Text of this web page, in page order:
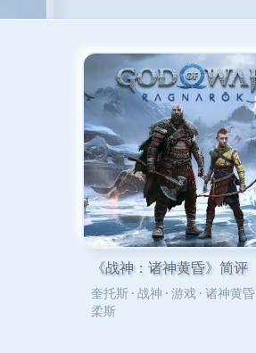
《战神：诸神黄昏》简评
奎托斯 · 战神 · 游戏 · 诸神黄昏
柔斯